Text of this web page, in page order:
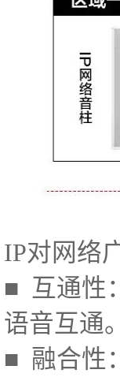
IP对网络
■ 互通性
语音互通
■ 融合性